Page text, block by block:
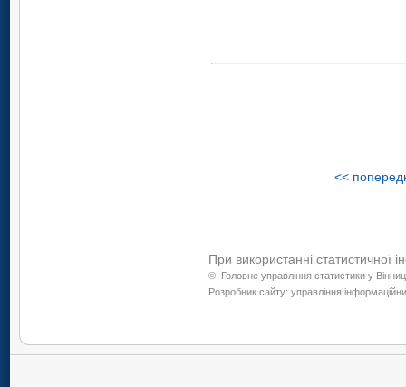
<<
При використанні статистичної
© Головне управління статистики у
Розробник сайту: управління